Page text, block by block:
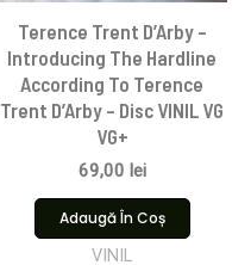
Terence Trent D’Arby –
Introducing The Hardline
According To Terence
Trent D’Arby – Disc VINIL VG
VG+
69,00 lei
Adaugă În Coș
VINIL